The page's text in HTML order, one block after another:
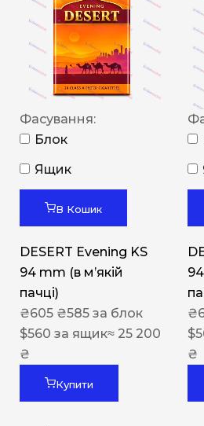
Фасування:
Блок
Ящик
В Кошик
DESERT Evening KS
94 mm (в мʼякій
пачці)
₴605 ₴585 за блок
$560 за ящик≈ 25 200
₴
Купити
₴
$
₴